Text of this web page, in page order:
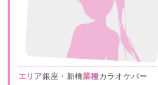
エリア銀座・新橋業種カラオケバー